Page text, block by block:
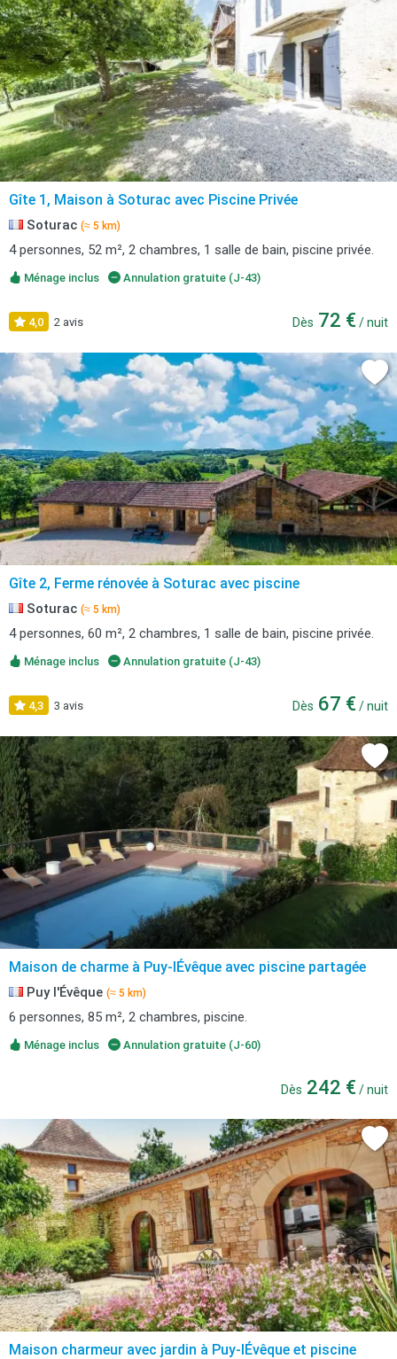
Gîte 1, Maison à Soturac avec Piscine Privée
Soturac (≈ 5 km)
4 personnes, 52 m², 2 chambres, 1 salle de bain, piscine privée.
Ménage inclus Annulation gratuite (J-43)
4,0 2 avis Dès 72 € / nuit
Gîte 2, Ferme rénovée à Soturac avec piscine
Soturac (≈ 5 km)
4 personnes, 60 m², 2 chambres, 1 salle de bain, piscine privée.
Ménage inclus Annulation gratuite (J-43)
4,3 3 avis Dès 67 € / nuit
Maison de charme à Puy-lÉvêque avec piscine partagée
Puy l'Évêque (≈ 5 km)
6 personnes, 85 m², 2 chambres, piscine.
Ménage inclus Annulation gratuite (J-60)
Dès 242 € / nuit
Maison charmeur avec jardin à Puy-lÉvêque et piscine